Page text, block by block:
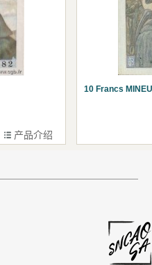
产品介绍
10 Francs